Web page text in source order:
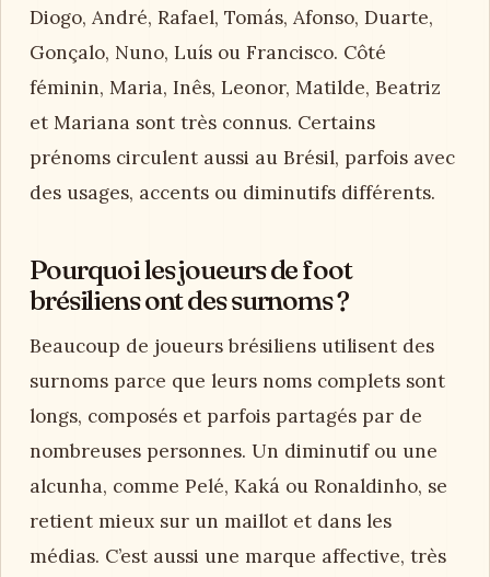
Diogo, André, Rafael, Tomás, Afonso, Duarte,
Gonçalo, Nuno, Luís ou Francisco. Côté
féminin, Maria, Inês, Leonor, Matilde, Beatriz
et Mariana sont très connus. Certains
prénoms circulent aussi au Brésil, parfois avec
des usages, accents ou diminutifs différents.
Pourquoi les joueurs de foot
brésiliens ont des surnoms ?
Beaucoup de joueurs brésiliens utilisent des
surnoms parce que leurs noms complets sont
longs, composés et parfois partagés par de
nombreuses personnes. Un diminutif ou une
alcunha, comme Pelé, Kaká ou Ronaldinho, se
retient mieux sur un maillot et dans les
médias. C’est aussi une marque affective, très